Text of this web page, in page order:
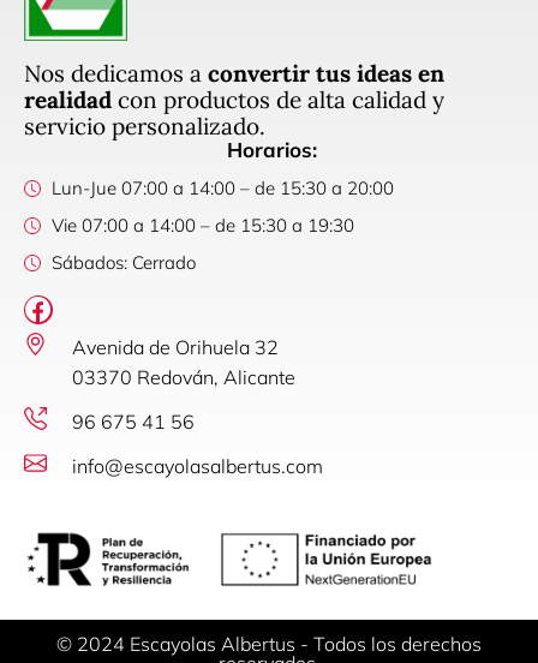
Nos dedicamos a convertir tus ideas en
realidad con productos de alta calidad y
servicio personalizado.
Horarios:
Lun-Jue 07:00 a 14:00 – de 15:30 a 20:00
Vie 07:00 a 14:00 – de 15:30 a 19:30
Sábados: Cerrado
Avenida de Orihuela 32
03370 Redován, Alicante
96 675 41 56
info@escayolasalbertus.com
© 2024 Escayolas Albertus - Todos los derechos